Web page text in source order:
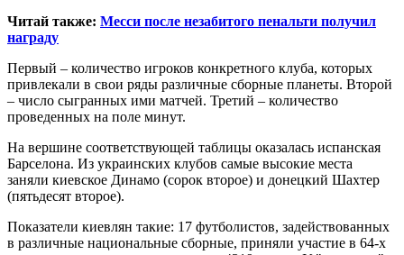
Читай также: Месси после незабитого пенальти получил
награду
Первый – количество игроков конкретного клуба, которых
привлекали в свои ряды различные сборные планеты. Второй
– число сыгранных ими матчей. Третий – количество
проведенных на поле минут.
На вершине соответствующей таблицы оказалась испанская
Барселона. Из украинских клубов самые высокие места
заняли киевское Динамо (сорок второе) и донецкий Шахтер
(пятьдесят второе).
Показатели киевлян такие: 17 футболистов, задействованных
в различные национальные сборные, приняли участие в 64-х